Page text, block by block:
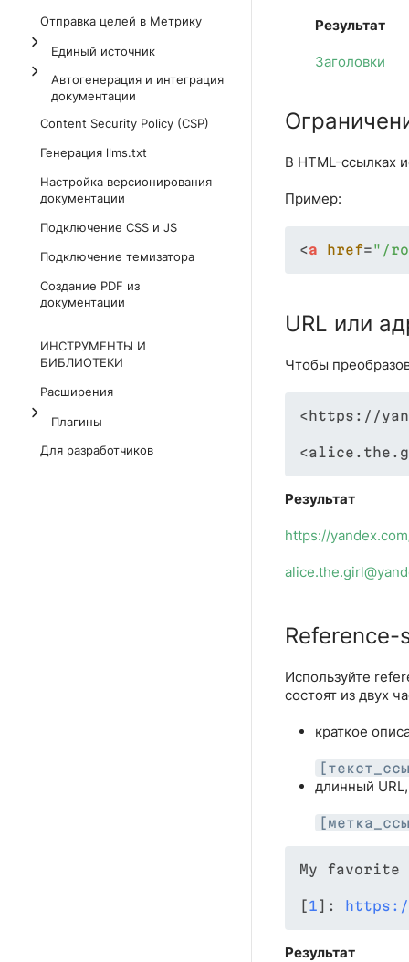
Отправка целей в Метрику
Единый источник
Автогенерация и интеграция
документации
Content Security Policy (CSP)
Генерация llms.txt
Настройка версионирования
документации
Подключение CSS и JS
Подключение темизатора
Создание PDF из
документации
ИНСТРУМЕНТЫ И
БИБЛИОТЕКИ
Расширения
Плагины
Для разработчиков
Результат
Заголовки
В HTML-ссылках
Пример:
<a href="/
URL или
Чтобы
<https://
Результат
https://
Reference-
Используйте
состоят из двух
краткое
длинный
My favorite
[1]:
Результат